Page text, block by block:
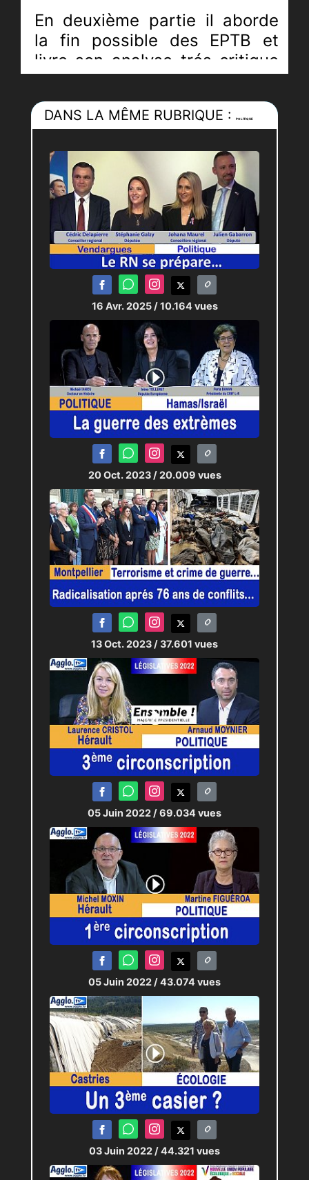
En deuxième partie il aborde
la fin possible des EPTB et
livre son analyse trés critique
sur la situation politique des
échéances à venir.
Un entretien riche
d’enseignement d’autant que
Claude BARRAL ne participe à
aucune éléction comme il aime
le dire , donc trés librement il
n’hésite pas à dire ce qu’il
pense ....
Journaliste : Loubat Pierric-Joël
DANS LA MÊME RUBRIQUE :POLITIQUE
16 Avr. 2025 / 10.164 vues
20 Oct. 2023 / 20.009 vues
13 Oct. 2023 / 37.601 vues
05 Juin 2022 / 69.034 vues
05 Juin 2022 / 43.074 vues
03 Juin 2022 / 44.321 vues